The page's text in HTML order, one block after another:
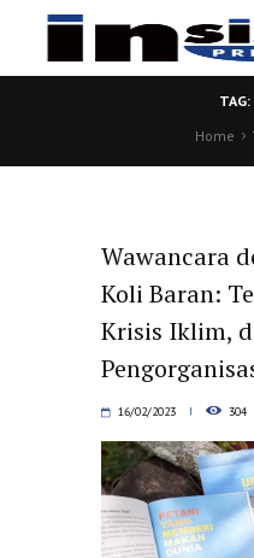
Home
Wawancara
Koli Baran:
Krisis Iklim,
16/02/2023 304